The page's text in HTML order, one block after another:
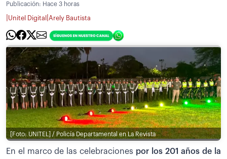
Publicación: Hace 3 horas
Unitel Digital Arely Bautista
[Foto: UNITEL] / Policía Departamental en La Revista
En el marco de las celebraciones por los 201 años de la